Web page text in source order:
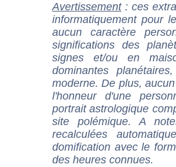
Avertissement: ces
informatiquement pour
aucun caractère
significations des
signes et/ou en
dominantes
moderne. De plus,
l'honneur d'une
portrait astrologique
site polémique. A
recalculées
domification avec le
des heures connues.